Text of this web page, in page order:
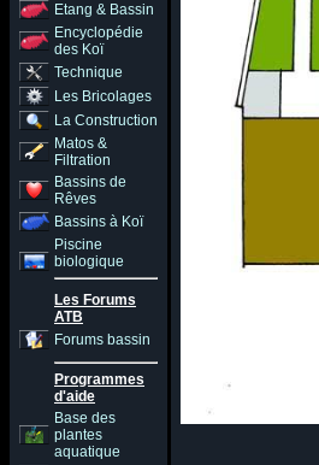
Etang & Bassin
Encyclopédie
des Koï
Technique
Les Bricolages
La Construction
Matos &
Filtration
Bassins de
Rêves
Bassins à Koï
Piscine
biologique
Les Forums
ATB
Forums bassin
Programmes
d'aide
Base des
plantes
aquatique